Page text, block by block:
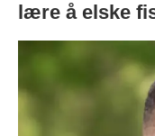
lære å elske